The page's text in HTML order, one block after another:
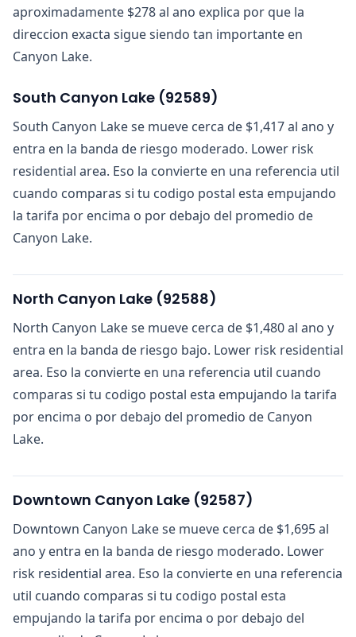
aproximadamente $278 al ano explica por que la
direccion exacta sigue siendo tan importante en
Canyon Lake.
South Canyon Lake (92589)
South Canyon Lake se mueve cerca de $1,417 al ano y
entra en la banda de riesgo moderado. Lower risk
residential area. Eso la convierte en una referencia util
cuando comparas si tu codigo postal esta empujando
la tarifa por encima o por debajo del promedio de
Canyon Lake.
North Canyon Lake (92588)
North Canyon Lake se mueve cerca de $1,480 al ano y
entra en la banda de riesgo bajo. Lower risk residential
area. Eso la convierte en una referencia util cuando
comparas si tu codigo postal esta empujando la tarifa
por encima o por debajo del promedio de Canyon
Lake.
Downtown Canyon Lake (92587)
Downtown Canyon Lake se mueve cerca de $1,695 al
ano y entra en la banda de riesgo moderado. Lower
risk residential area. Eso la convierte en una referencia
util cuando comparas si tu codigo postal esta
empujando la tarifa por encima o por debajo del